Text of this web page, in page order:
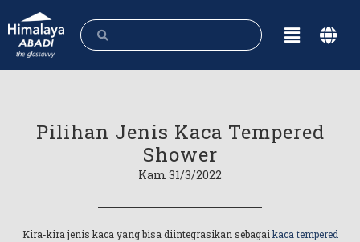
Pilihan Jenis Kaca Tempered
Shower
Kam 31/3/2022
Kira-kira jenis kaca yang bisa diintegrasikan sebagai kaca tempered